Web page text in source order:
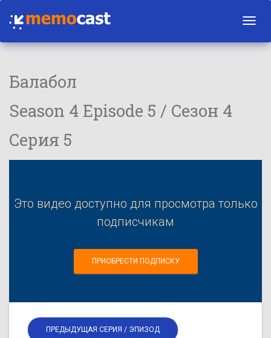
Балабол
Season 4 Episode 5 / Сезон 4
Серия 5
Это видео доступно для просмотра только
подписчикам
ПРИОБРЕСТИ ПОДПИСКУ
ПРЕДЫДУЩАЯ СЕРИЯ / ЭПИЗОД